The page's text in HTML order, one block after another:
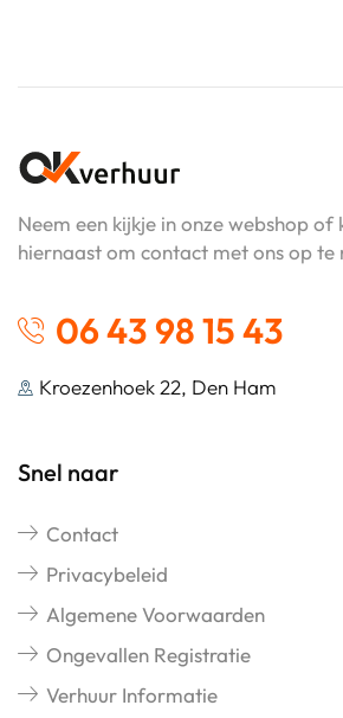
Neem een kijkje in onze webshop of
hiernaast om contact met ons op te
06 43 98 15 43
Kroezenhoek 22, Den Ham
Snel naar
Contact
Privacybeleid
Algemene Voorwaarden
Ongevallen Registratie
Verhuur Informatie